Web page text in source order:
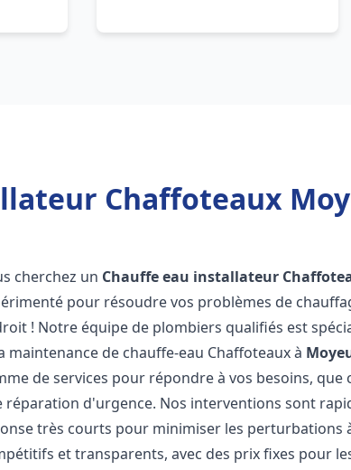
Chaffoteaux
cherchez un Chauffe eau installateur
pour résoudre vos problèmes de
! Notre équipe de plombiers qualifiés est
maintenance de chauffe-eau Chaffoteaux à
de services pour répondre à vos besoins,
réparation d'urgence. Nos interventions sont
très courts pour minimiser les perturbations
et transparents, avec des prix fixes pour